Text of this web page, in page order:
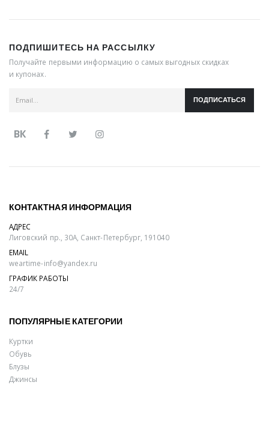
ПОДПИШИТЕСЬ НА РАССЫЛКУ
Получайте первыми информацию о самых выгодных скидках
и купонах.
ПОДПИСАТЬСЯ
ВК
КОНТАКТНАЯ ИНФОРМАЦИЯ
АДРЕС
Лиговский пр., 30А, Санкт-Петербург, 191040
EMAIL
weartime-info@yandex.ru
ГРАФИК РАБОТЫ
24/7
ПОПУЛЯРНЫЕ КАТЕГОРИИ
Куртки
Обувь
Блузы
Джинсы